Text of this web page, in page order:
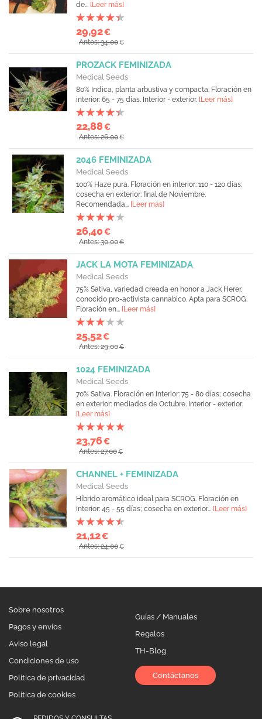
de... [Leer más]
29,92€
Antes: 34,00€
PROZACK FEMINIZADA
Medical Seeds
80% Indica, planta arbustiva y compacta. Floración en
interior: 65 - 75 días. Interior - exterior. [Leer más]
22,88€
Antes: 26,00€
2046 FEMINIZADA
Medical Seeds
100% Haze pura. Floración en interior: 110 - 120 días;
cosecha en exterior: final de Noviembre.
Recomendada... [Leer más]
26,40€
Antes: 30,00€
JACK LA MOTA FEMINIZADA
Medical Seeds
75% Sativa, variedad creada en honor a Jack Herer,
conocido pro-activista cannabico. Apta para SCROG.
Floración en... [Leer más]
25,52€
Antes: 29,00€
1024 FEMINIZADA
Medical Seeds
70% Sativa. Floración en interior: 75 - 80 días; cosecha
en exterior: mediados de Octubre. Interior - exterior.
[Leer más]
23,76€
Antes: 27,00€
CHANNEL + FEMINIZADA
Medical Seeds
Híbrido aromático ideal para SCROG. Floración en
interior: 45 - 55 días; cosecha en exterior... [Leer más]
21,12€
Antes: 24,00€
Sobre nosotros
Pagos y envíos
Aviso legal
Condiciones de uso
Política de privacidad
Política de cookies
Guías / Manuales
Regalos
TH-Blog
Contáctanos